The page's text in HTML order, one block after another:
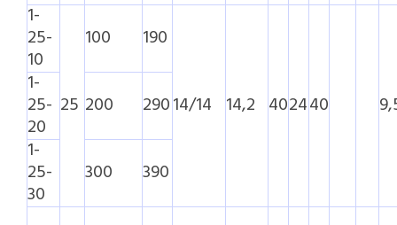
1-
25-
10
25
100 190
14/14 14,2 402440
1-
25-
20
200
290
1-
25-
30
300 390